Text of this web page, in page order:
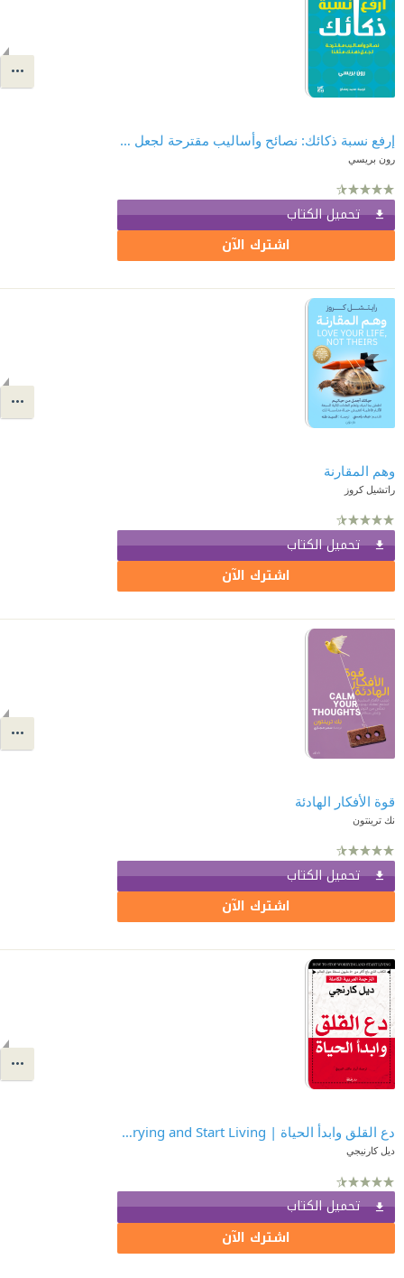
إرفع نسبة ذكائك: نصائح وأساليب مقترحة لجعل ذهنك متقداً
رون بريسي
تحميل الكتاب
اشترك الآن
وهم المقارنة
راتشيل كروز
تحميل الكتاب
اشترك الآن
قوة الأفكار الهادئة
نك ترينتون
تحميل الكتاب
اشترك الآن
دع القلق وابدأ الحياة | How to Stop Worrying and Start Living
ديل كارنيجي
تحميل الكتاب
اشترك الآن